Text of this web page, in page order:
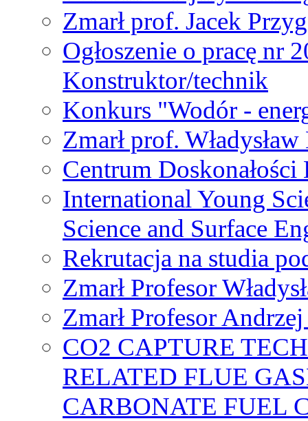
Zmarł prof. Jacek
Ogłoszenie o pracę nr
Konstruktor/technik
Konkurs "Wodór -
Zmarł prof.
Centrum
International Young
Science and Surface
Rekrutacja na studia
Zmarł Profesor
Zmarł Profesor
CO2 CAPTURE
RELATED FLUE
CARBONATE FUEL